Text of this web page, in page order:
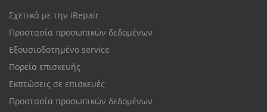
Σχετικά με την iRepair
Προστασία προσωπικών δεδομένων
Εξουσιοδοτημένο service
Πορεία επισκευής
Εκπτώσεις σε επισκευές
Προστασία προσωπικών δεδομένων